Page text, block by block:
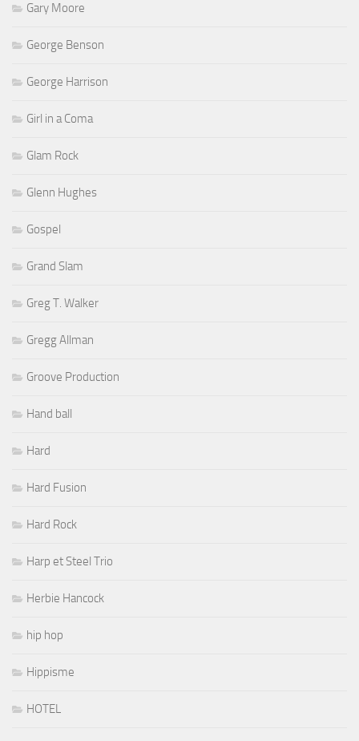
Gary Moore
George Benson
George Harrison
Girl in a Coma
Glam Rock
Glenn Hughes
Gospel
Grand Slam
Greg T. Walker
Gregg Allman
Groove Production
Hand ball
Hard
Hard Fusion
Hard Rock
Harp et Steel Trio
Herbie Hancock
hip hop
Hippisme
HOTEL